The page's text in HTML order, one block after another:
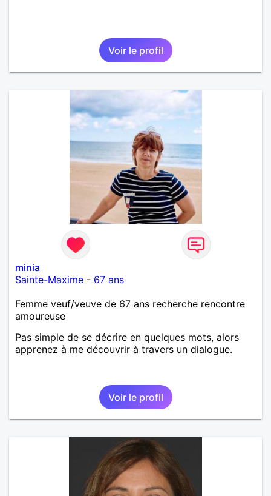
Voir le profil
minia
Sainte-Maxime - 67 ans
Femme veuf/veuve de 67 ans recherche rencontre
amoureuse
Pas simple de se décrire en quelques mots, alors
apprenez à me découvrir à travers un dialogue.
Voir le profil